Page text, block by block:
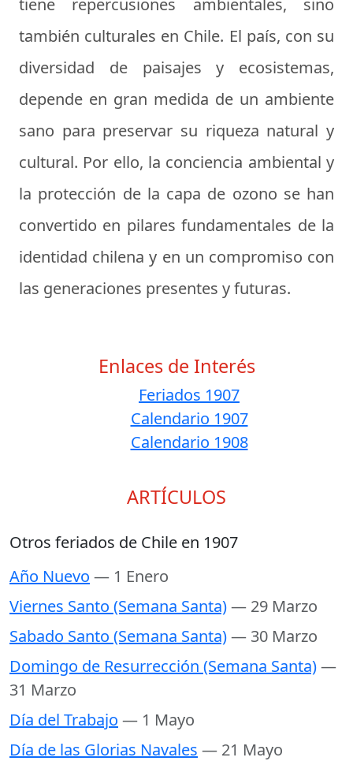
tiene repercusiones ambientales, sino
también culturales en Chile. El país, con su
diversidad de paisajes y ecosistemas,
depende en gran medida de un ambiente
sano para preservar su riqueza natural y
cultural. Por ello, la conciencia ambiental y
la protección de la capa de ozono se han
convertido en pilares fundamentales de la
identidad chilena y en un compromiso con
las generaciones presentes y futuras.
Enlaces de Interés
Feriados 1907
Calendario 1907
Calendario 1908
ARTÍCULOS
Otros feriados de Chile en 1907
Año Nuevo — 1 Enero
Viernes Santo (Semana Santa)— 29 Marzo
Sabado Santo (Semana Santa)— 30 Marzo
Domingo de Resurrección (Semana Santa)—
31 Marzo
Día del Trabajo — 1 Mayo
Día de las Glorias Navales — 21 Mayo